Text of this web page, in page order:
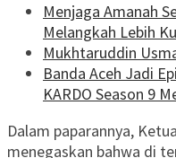
Menjaga Amanah
Melangkah Lebih
Mukhtaruddin
Banda Aceh Jadi
KARDO Season 9
Dalam paparannya,
menegaskan bahwa di